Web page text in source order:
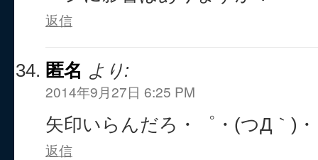
返信
匿名 より:
2014年9月27日 6:25 PM
矢印いらんだろ・゜・(つД｀)
返信